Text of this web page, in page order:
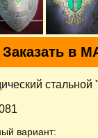
Заказать в
стальной
вариант: